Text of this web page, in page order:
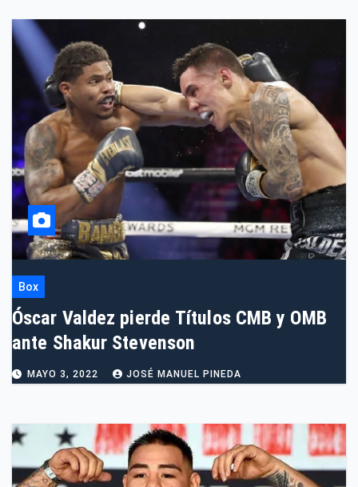
Box
Óscar Valdez pierde Títulos CMB y OMB
ante Shakur Stevenson
MAYO 3, 2022 JOSÉ MANUEL PINEDA